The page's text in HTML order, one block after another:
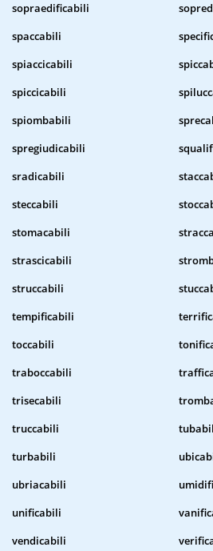
sopraedificabili
spaccabili
spiaccicabili
spiccicabili
spiombabili
spregiudicabili
sradicabili
steccabili
stomacabili
strascicabili
struccabili
tempificabili
toccabili
traboccabili
trisecabili
truccabili
turbabili
ubriacabili
unificabili
vendicabili